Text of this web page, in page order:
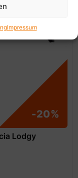
Impressum
-20%
Lodgy